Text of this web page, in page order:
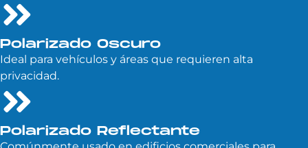
Polarizado Oscuro
Ideal para vehículos y áreas que requieren alta
privacidad.
Polarizado Reflectante